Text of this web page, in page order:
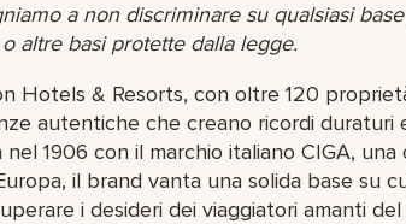
a non discriminare su qualsiasi
altre basi protette dalla legge.
Hotels & Resorts, con oltre 120
autentiche che creano ricordi duraturi
nel 1906 con il marchio italiano CIGA,
il brand vanta una solida base su
i desideri dei viaggiatori amanti del